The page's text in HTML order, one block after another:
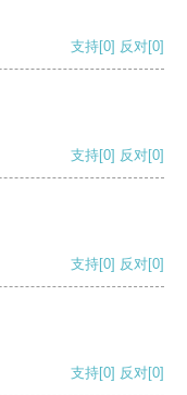
支持[0] 反对[0]
支持[0] 反对[0]
支持[0] 反对[0]
支持[0] 反对[0]